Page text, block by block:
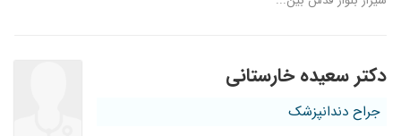
دکتر سعیده خارستانی
جراح دندانپزشک